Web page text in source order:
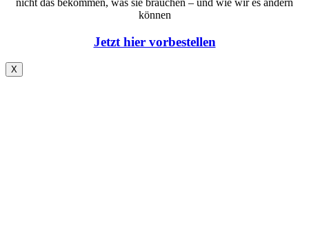
können
Jetzt hier vorbestellen
X